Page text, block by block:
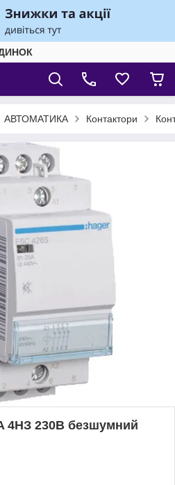
АВТОМАТИКА Контактори
4НЗ 230В безшумний